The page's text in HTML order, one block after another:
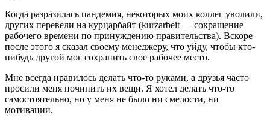
Когда разразилась пандемия, некоторых моих коллег уволили,
других перевели на курцарбайт (kurzarbeit — сокращение
рабочего времени по принуждению правительства). Вскоре
после этого я сказал своему менеджеру, что уйду, чтобы кто-
нибудь другой мог сохранить свое рабочее место.
Мне всегда нравилось делать что-то руками, a друзья часто
просили меня починить их вещи. Я хотел делать что-то
самостоятельно, но у меня не было ни смелости, ни
мотивации.